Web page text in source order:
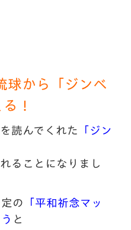
球から「ジンベ
！
読んでくれた
「ジン
ることになりまし
の
「平和祈念マッ
と